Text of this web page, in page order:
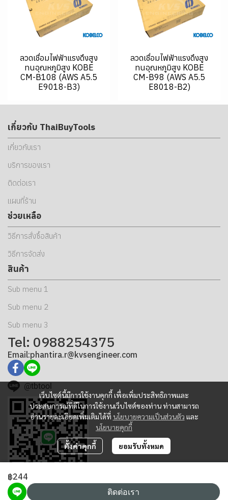
ลวดเชื่อมไฟฟ้าแรงดึงสูง
ทนอุณหภูมิสูง KOBE
CM-B108 (AWS A5.5
E9018-B3)
ลวดเชื่อมไฟฟ้าแรงดึงสูง
ทนอุณหภูมิสูง KOBE
CM-B98 (AWS A5.5
E8018-B2)
฿244
ติดต่อเรา
เว็บไซต์นี้มีการใช้งานคุกกี้ เพื่อเพิ่มประสิทธิภาพและ
ประสบการณ์ที่ดีในการใช้งานเว็บไซต์ของท่าน ท่านสามารถ
อ่านรายละเอียดเพิ่มเติมได้ที่ นโยบายความเป็นส่วนตัว และ
นโยบายคุกกี้
ตั้งค่าคุกกี้ ยอมรับทั้งหมด
เกี่ยวกับ ThaiBuyTools
เกี่ยวกับเรา
บริการของเรา
ติดต่อเรา
แผนที่ร้าน
ช่วยเหลือ
วิธีการสั่งซื้อสินค้า
วิธีการจัดส่ง
สินค้า
Sub menu 1
Sub menu 2
Sub menu 3
Tel: 0988254375
Email:phantira.r@kvsengineer.com
@tbtool